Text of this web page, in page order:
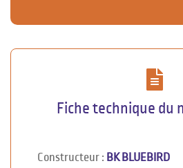
Fiche technique du
Constructeur : BK BLUEBIRD